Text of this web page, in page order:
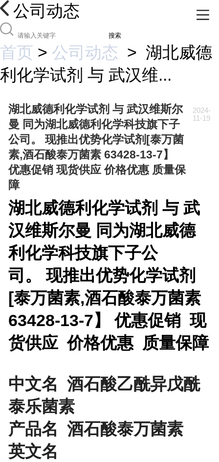
公司动态
搜索
首页 > 公司动态 > 湖北威德
利化学试剂 与 武汉维...
湖北威德利化学试剂 与 武汉维斯尔
曼 同为湖北威德利化学科技旗下子
公司。 现推出优势化学试剂[泰万菌
素,酒石酸泰万菌素 63428-13-7】
优惠促销 现货供应 价格优惠 质量保
障
2024-
11-19
湖北威德利化学试剂 与 武
汉维斯尔曼 同为湖北威德
利化学科技旗下子公
司。 现推出优势化学试剂
[泰万菌素,酒石酸泰万菌素
63428-13-7】 优惠促销 现
货供应 价格优惠 质量保障
中文名 酒石酸乙酰异戊酰
泰乐菌素
产品名 酒石酸泰万菌素
英文名